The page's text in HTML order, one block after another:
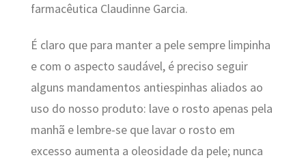
farmacêutica Claudinne Garcia.
É claro que para manter a pele sempre limpinha
e com o aspecto saudável, é preciso seguir
alguns mandamentos antiespinhas aliados ao
uso do nosso produto: lave o rosto apenas pela
manhã e lembre-se que lavar o rosto em
excesso aumenta a oleosidade da pele; nunca